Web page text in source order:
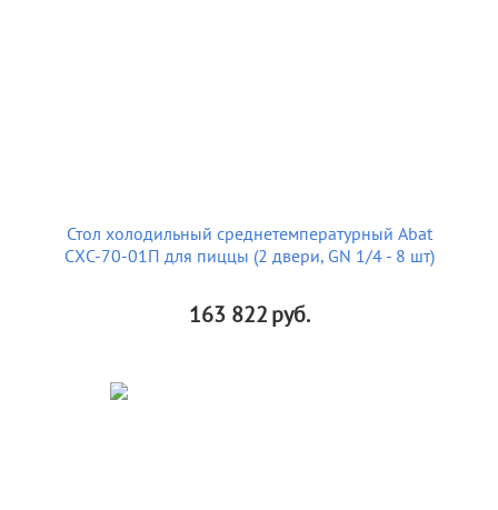
Стол холодильный среднетемпературный Abat
СХС-70-01П для пиццы (2 двери, GN 1/4 - 8 шт)
163 822руб.